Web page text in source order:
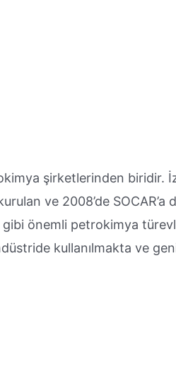
şirketlerinden biridir.
ve 2008’de SOCAR’a
önemli petrokimya
kullanılmakta ve